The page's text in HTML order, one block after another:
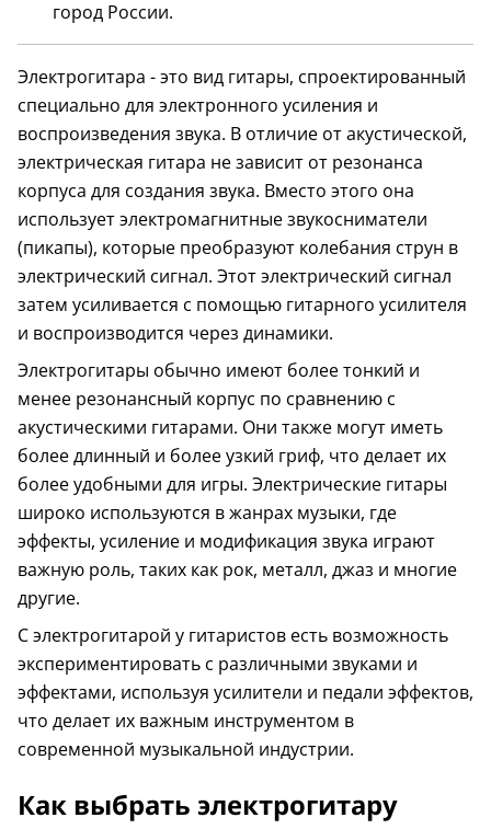
город России.
Электрогитара - это вид гитары, спроектированный
специально для электронного усиления и
воспроизведения звука. В отличие от акустической,
электрическая гитара не зависит от резонанса
корпуса для создания звука. Вместо этого она
использует электромагнитные звукосниматели
(пикапы), которые преобразуют колебания струн в
электрический сигнал. Этот электрический сигнал
затем усиливается с помощью гитарного усилителя
и воспроизводится через динамики.
Электрогитары обычно имеют более тонкий и
менее резонансный корпус по сравнению с
акустическими гитарами. Они также могут иметь
более длинный и более узкий гриф, что делает их
более удобными для игры. Электрические гитары
широко используются в жанрах музыки, где
эффекты, усиление и модификация звука играют
важную роль, таких как рок, металл, джаз и многие
другие.
С электрогитарой у гитаристов есть возможность
экспериментировать с различными звуками и
эффектами, используя усилители и педали эффектов,
что делает их важным инструментом в
современной музыкальной индустрии.
Как выбрать электрогитару